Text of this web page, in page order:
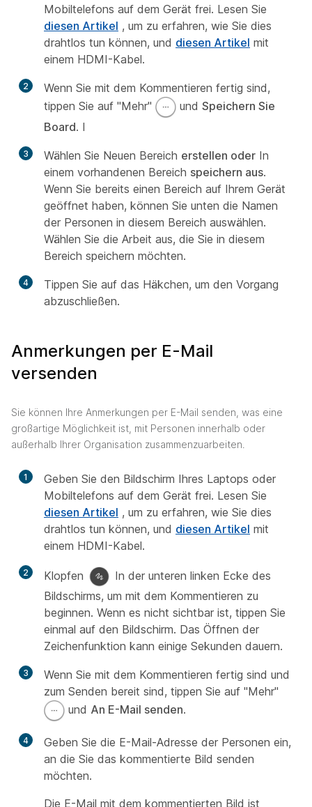
Mobiltelefons auf dem Gerät frei. Lesen Sie
diesen Artikel , um zu erfahren, wie Sie dies
drahtlos tun können, und diesen Artikel mit
einem HDMI-Kabel.
2
Wenn Sie mit dem Kommentieren fertig sind,
tippen Sie auf "Mehr"
und Speichern Sie
Board. I
3 Wählen Sie Neuen Bereich erstellen oder In
einem vorhandenen Bereich speichern aus.
Wenn Sie bereits einen Bereich auf Ihrem Gerät
geöffnet haben, können Sie unten die Namen
der Personen in diesem Bereich auswählen.
Wählen Sie die Arbeit aus, die Sie in diesem
Bereich speichern möchten.
4
Tippen Sie auf das Häkchen, um den Vorgang
abzuschließen.
Anmerkungen per E-Mail
versenden
Sie können Ihre Anmerkungen per E-Mail senden, was eine
großartige Möglichkeit ist, mit Personen innerhalb oder
außerhalb Ihrer Organisation zusammenzuarbeiten.
1
Geben Sie den Bildschirm Ihres Laptops oder
Mobiltelefons auf dem Gerät frei. Lesen Sie
diesen Artikel , um zu erfahren, wie Sie dies
drahtlos tun können, und diesen Artikel mit
einem HDMI-Kabel.
2 Klopfen
In der unteren linken Ecke des
Bildschirms, um mit dem Kommentieren zu
beginnen. Wenn es nicht sichtbar ist, tippen Sie
einmal auf den Bildschirm. Das Öffnen der
Zeichenfunktion kann einige Sekunden dauern.
3
Wenn Sie mit dem Kommentieren fertig sind und
zum Senden bereit sind, tippen Sie auf "Mehr"
und An E-Mail senden.
4
Geben Sie die E-Mail-Adresse der Personen ein,
an die Sie das kommentierte Bild senden
möchten.
Die E-Mail mit dem kommentierten Bild ist